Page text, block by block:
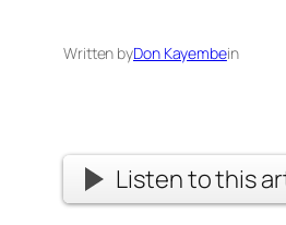
Written byDon Kayembein
Listen to this